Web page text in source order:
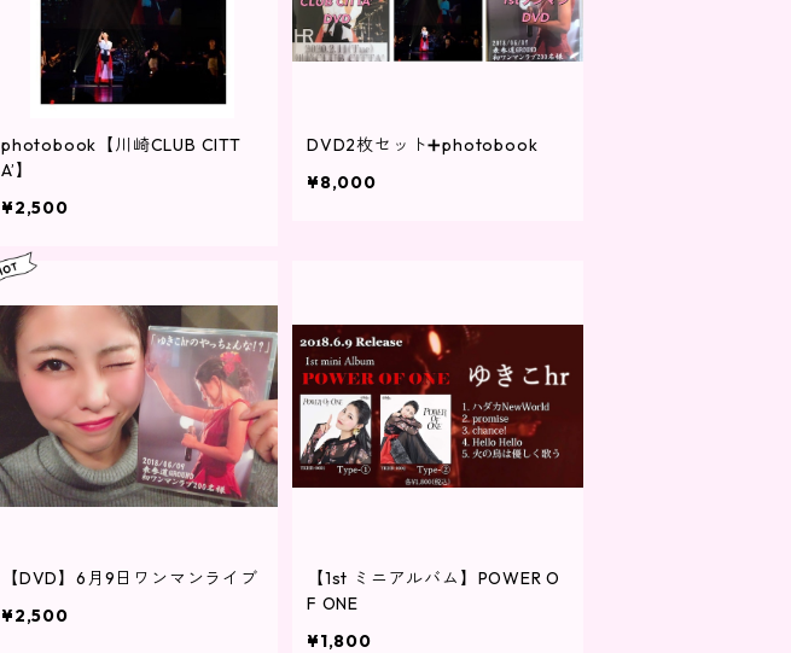
photobook【川崎CLUB CITT
A’】
¥2,500
DVD2枚セット➕photobook
¥8,000
【DVD】6月9日ワンマンライブ
¥2,500
【1st ミニアルバム】POWER O
F ONE
¥1,800